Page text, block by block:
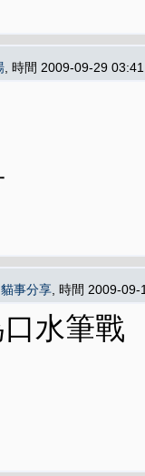
, 時間 2009-09-29
貓事分享 , 時間 2009-
水筆戰